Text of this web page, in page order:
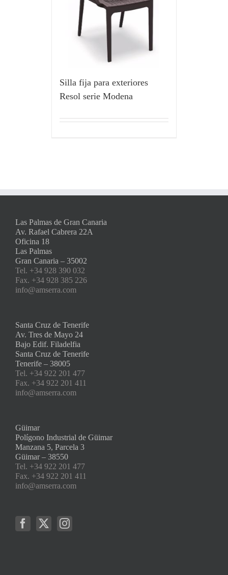
Silla fija para exteriores
Resol serie Modena
Las Palmas de Gran Canaria
Av. Rafael Cabrera 22A
Oficina 18
Las Palmas
Gran Canaria – 35002
Tel. +34 928 390 032
Fax. +34 928 385 226
info@amserra.com
Santa Cruz de Tenerife
Av. Tres de Mayo 24
Bajo Edif. Filadelfia
Santa Cruz de Tenerife
Tenerife – 38005
Tel. +34 922 201 477
Fax. +34 922 201 411
info@amserra.com
Güimar
Polígono Industrial de Güimar
Manzana 5, Parcela 3
Güimar – 38550
Tel. +34 922 201 477
Fax. +34 922 201 411
info@amserra.com